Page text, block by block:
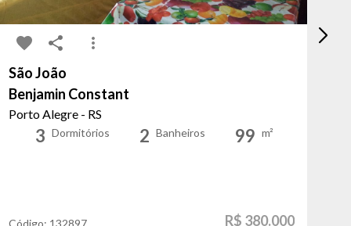
São João
Benjamin Constant
Porto Alegre - RS
3 Dormitórios 2 Banheiros 99 m²
Código: 132897 R$ 380.000